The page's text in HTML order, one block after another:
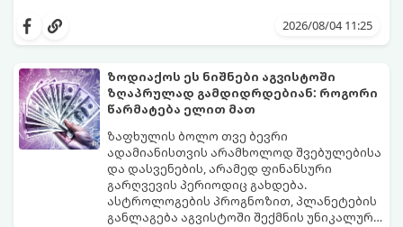
ყველაზე ბედნიერი თვე აღმოჩნდება.
2026/08/04 11:25
ზოდიაქოს ეს ნიშნები აგვისტოში
ზღაპრულად გამდიდრდებიან: როგორი
წარმატება ელით მათ
ზაფხულის ბოლო თვე ბევრი
ადამიანისთვის არამხოლოდ შვებულებისა
და დასვენების, არამედ ფინანსური
გარღვევის პერიოდიც გახდება.
ასტროლოგების პროგნოზით, პლანეტების
განლაგება აგვისტოში შექმნის უნიკალურ